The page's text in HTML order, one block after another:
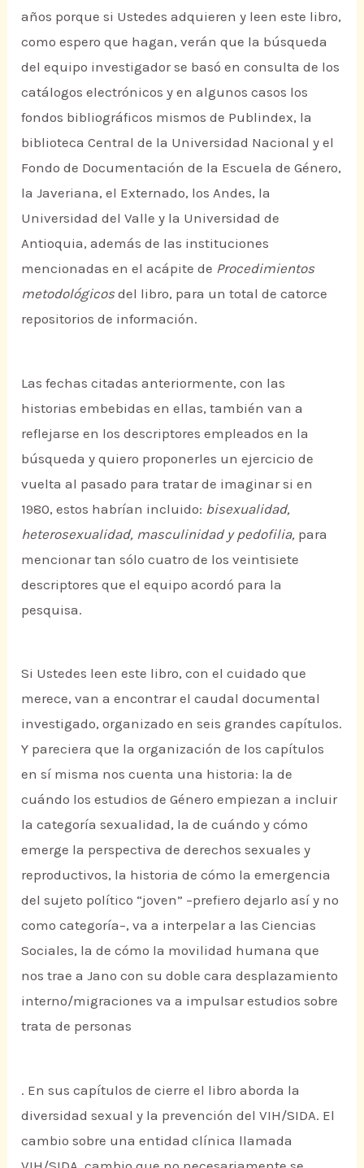
años porque si Ustedes adquieren y leen este libro,
como espero que hagan, verán que la búsqueda
del equipo investigador se basó en consulta de los
catálogos electrónicos y en algunos casos los
fondos bibliográficos mismos de Publindex, la
biblioteca Central de la Universidad Nacional y el
Fondo de Documentación de la Escuela de Género,
la Javeriana, el Externado, los Andes, la
Universidad del Valle y la Universidad de
Antioquia, además de las instituciones
mencionadas en el acápite de Procedimientos
metodológicos del libro, para un total de catorce
repositorios de información.
Las fechas citadas anteriormente, con las
historias embebidas en ellas, también van a
reflejarse en los descriptores empleados en la
búsqueda y quiero proponerles un ejercicio de
vuelta al pasado para tratar de imaginar si en
1980, estos habrían incluido: bisexualidad,
heterosexualidad, masculinidad y pedofilia, para
mencionar tan sólo cuatro de los veintisiete
descriptores que el equipo acordó para la
pesquisa.
Si Ustedes leen este libro, con el cuidado que
merece, van a encontrar el caudal documental
investigado, organizado en seis grandes capítulos.
Y pareciera que la organización de los capítulos
en sí misma nos cuenta una historia: la de
cuándo los estudios de Género empiezan a incluir
la categoría sexualidad, la de cuándo y cómo
emerge la perspectiva de derechos sexuales y
reproductivos, la historia de cómo la emergencia
del sujeto político “joven” ­–prefiero dejarlo así y no
como categoría–, va a interpelar a las Ciencias
Sociales, la de cómo la movilidad humana que
nos trae a Jano con su doble cara desplazamiento
interno/migraciones va a impulsar estudios sobre
trata de personas
. En sus capítulos de cierre el libro aborda la
diversidad sexual y la prevención del VIH/SIDA. El
cambio sobre una entidad clínica llamada